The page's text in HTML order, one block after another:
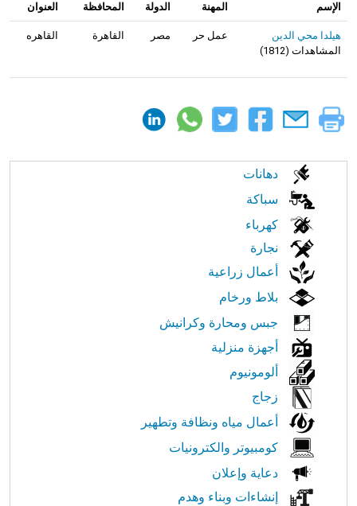
الإسم المهنة الدولة المحافظة العنوان
هيلدا محي الدين
المشاهدات (
1812
)
عمل حر مصر القاهرة القاهره
الابحار
النت
دهانات
سباكة
كهرباء
نجارة
أعمال زراعية
بلاط ورخام
جبس ومحارة وكرانيش
أجهزة منزلية
ألومونيوم
زجاج
أعمال مياه ونظافة وتطهير
كومبيوتر والكترونيات
دعاية وإعلان
إنشاءات وبناء وهدم